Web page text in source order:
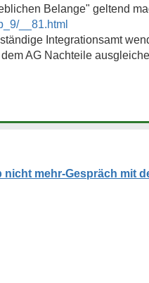
Belange" geltend
__81.html
Integrationsamt
AG Nachteile
nicht mehr-Gespräch mit